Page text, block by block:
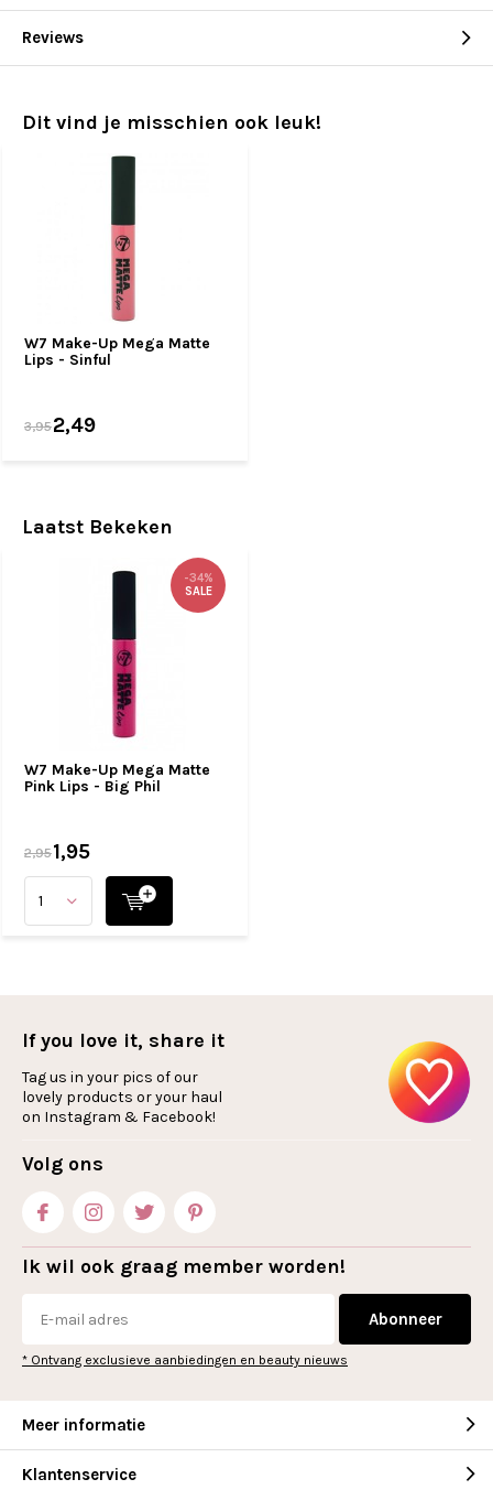
Reviews
Dit vind je misschien ook leuk!
W7 Make-Up Mega Matte
Lips - Sinful
3,952,49
Laatst Bekeken
W7 Make-Up Mega Matte
Pink Lips - Big Phil
-34%
SALE
2,951,95
If you love it, share it
Tag us in your pics of our
lovely products or your haul
on Instagram & Facebook!
Volg ons
Ik wil ook graag member worden!
Abonneer
* Ontvang exclusieve aanbiedingen en beauty nieuws
Meer informatie
Klantenservice